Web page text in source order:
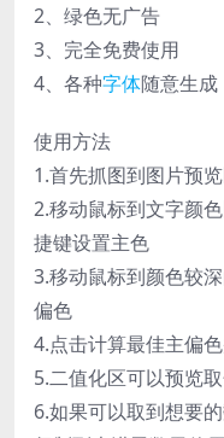
2、绿色无广告
3、完全免费使用
4、各种字体随意生成
使用方法
1.首先抓图到图片预
2.移动鼠标到文字颜
捷键设置主色
3.移动鼠标到颜色较
偏色
4.点击计算最佳主偏
5.二值化区可以预览
6.如果可以取到想要